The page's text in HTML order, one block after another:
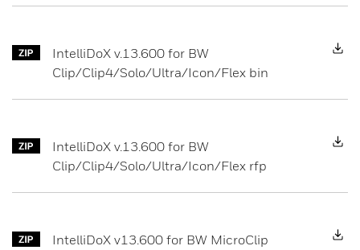
IntelliDoX v.13.600 for BW
Clip/Clip4/Solo/Ultra/Icon/Flex bin
IntelliDoX v.13.600 for BW
Clip/Clip4/Solo/Ultra/Icon/Flex rfp
IntelliDoX v13.600 for BW MicroClip